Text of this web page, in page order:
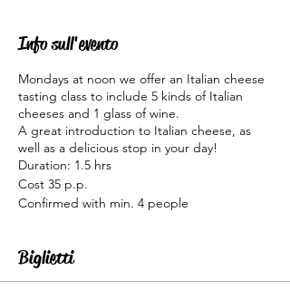
Info sull'evento
Mondays at noon we offer an Italian cheese
tasting class to include 5 kinds of Italian
cheeses and 1 glass of wine.
A great introduction to Italian cheese, as
well as a delicious stop in your day!
Duration: 1.5 hrs
Cost 35 p.p.
Confirmed with min. 4 people
Biglietti